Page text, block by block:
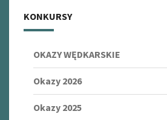
KONKURSY
OKAZY WĘDKARSKIE
Okazy 2026
Okazy 2025